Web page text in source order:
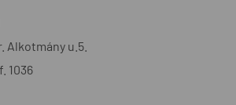
Alkotmány u.5.
1036